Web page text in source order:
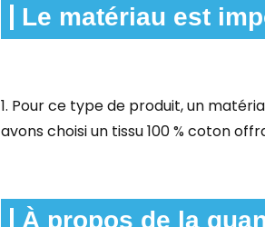
Le matériau est
1. Pour ce type de produit, un
avons choisi un tissu 100 % coton
À propos de la